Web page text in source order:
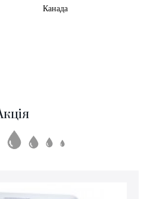
Канада